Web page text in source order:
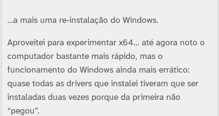
…a mais uma re-instalação do Windows.
Aproveitei para experimentar x64… até agora noto o
computador bastante mais rápido, mas o
funcionamento do Windows ainda mais errático:
quase todas as drivers que instalei tiveram que ser
instaladas duas vezes porque da primeira não
“pegou”.